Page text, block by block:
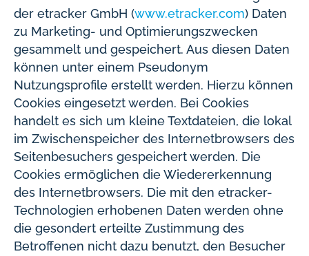
der etracker GmbH (www.etracker.com) Daten
zu Marketing- und Optimierungszwecken
gesammelt und gespeichert. Aus diesen Daten
können unter einem Pseudonym
Nutzungsprofile erstellt werden. Hierzu können
Cookies eingesetzt werden. Bei Cookies
handelt es sich um kleine Textdateien, die lokal
im Zwischenspeicher des Internetbrowsers des
Seitenbesuchers gespeichert werden. Die
Cookies ermöglichen die Wiedererkennung
des Internetbrowsers. Die mit den etracker-
Technologien erhobenen Daten werden ohne
die gesondert erteilte Zustimmung des
Betroffenen nicht dazu benutzt, den Besucher